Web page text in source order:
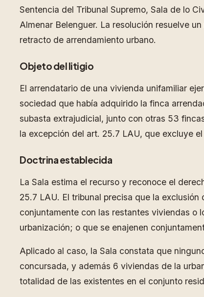
Sentencia del Tribunal Supremo, Sala de lo
Almenar Belenguer. La resolución resuelve
retracto de arrendamiento urbano.
Objeto del litigio
El arrendatario de una vivienda unifamiliar
sociedad que había adquirido la finca
subasta extrajudicial, junto con otras 53
la excepción del art. 25.7 LAU, que excluye
Doctrina establecida
La Sala estima el recurso y reconoce el
25.7 LAU. El tribunal precisa que la
conjuntamente con las restantes viviendas o
urbanización; o que se enajenen
Aplicado al caso, la Sala constata que
concursada, y además 6 viviendas de la
totalidad de las existentes en el conjunto